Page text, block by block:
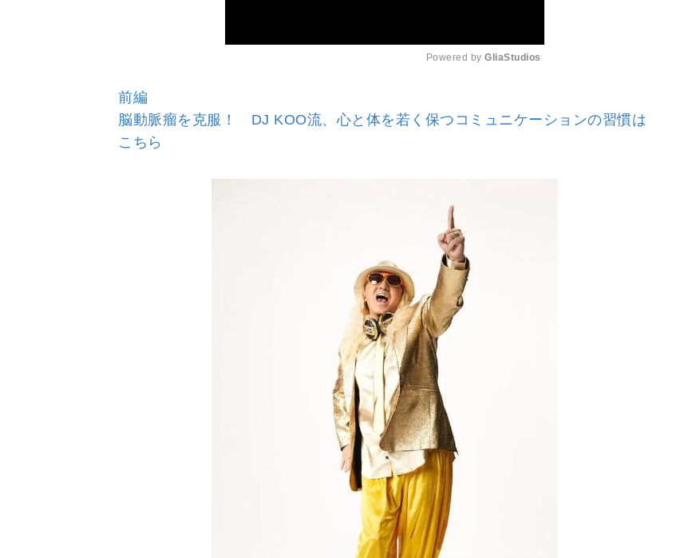
u
Powered by GliaStudios
前編
脳動脈瘤を克服！ DJ KOO流、心と体を若く保つコミュニケーションの習慣は
こちら